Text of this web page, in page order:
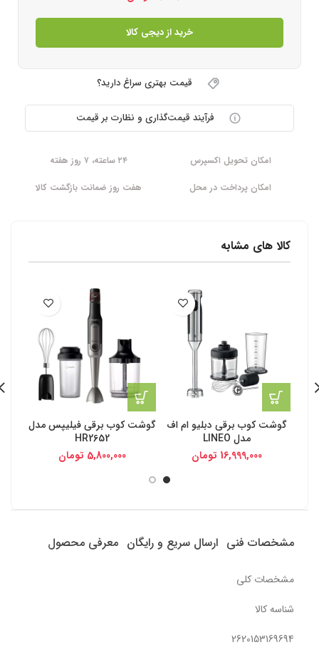
خرید از دیجی کالا
قیمت بهتری سراغ دارید؟
فرآیند قیمت‌گذاری و نظارت بر قیمت
امکان تحویل اکسپرس
۲۴ ساعته، ۷ روز هفته
امکان پرداخت در محل
هفت روز ضمانت بازگشت کالا
کالا های مشابه
گوشت کوب برقی دبلیو ام اف
مدل LINEO
16,999,000 تومان
گوشت کوب برقی فیلیپس مدل
HR2652
5,800,000 تومان
مشخصات فنی ارسال سریع و رایگان معرفی محصول
مشخصات کلی
شناسه کالا
2620153169694